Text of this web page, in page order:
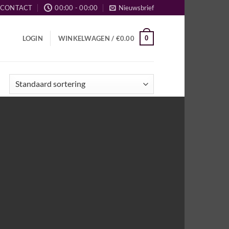
CONTACT 00:00 - 00:00 Nieuwsbrief
LOGIN WINKELWAGEN / €0.00 0